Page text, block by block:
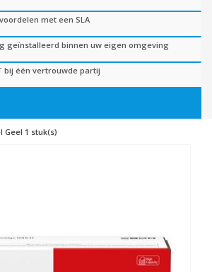
met een SLA
geïnstalleerd binnen uw eigen omgeving
bij één vertrouwde partij
Geel 1 stuk(s)